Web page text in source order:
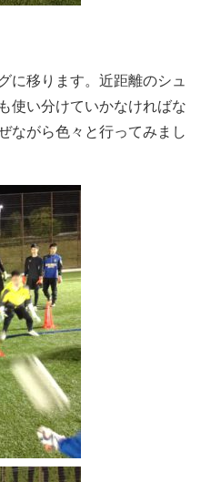
に移ります。近距離のシュ
使い分けていかなければな
ながら色々と行ってみまし